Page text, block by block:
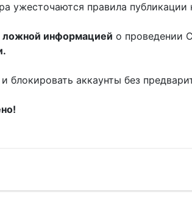
ужесточаются правила публикации
ложной информацией о проведении
аккаунты без